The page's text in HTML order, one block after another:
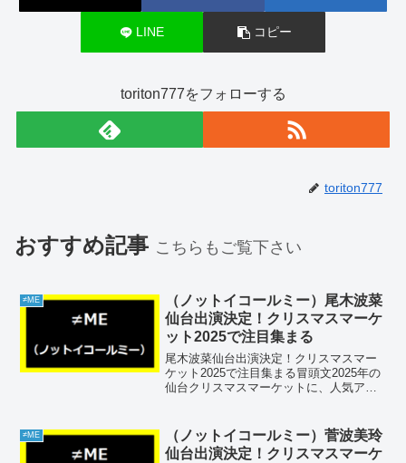
LINE コピー
toriton777をフォローする
toriton777
おすすめ記事 こちらもご覧下さい
≠ME
（ノットイコールミー）尾木波菜
仙台出演決定！クリスマスマーケ
ット2025で注目集まる
尾木波菜仙台出演決定！クリスマスマー
ケット2025で注目集まる冒頭文2025年の
仙台クリスマスマーケットに、人気アイ
ることが決定し、ファンの間で大きな話
題となっています...
≠ME
（ノットイコールミー）菅波美玲
仙台出演決定！クリスマスマーケ